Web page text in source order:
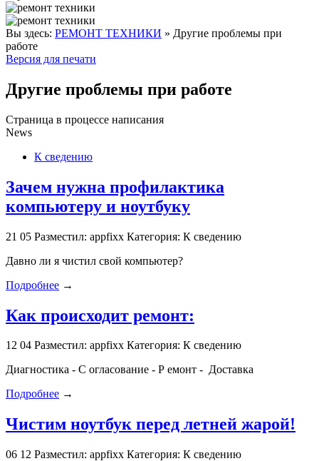
Вы здесь: РЕМОНТ ТЕХНИКИ » Другие проблемы при
работе
Версия для печати
Другие проблемы при работе
Страница в процессе написания
News
К сведению
Зачем нужна профилактика
компьютеру и ноутбуку
21 05 Разместил: appfixx Категория: К сведению
Давно ли я чистил свой компьютер?
Подробнее →
Как происходит ремонт:
12 04 Разместил: appfixx Категория: К сведению
Диагностика - С огласование - Р емонт - Доставка
Подробнее →
Чистим ноутбук перед летней жарой!
06 12 Разместил: appfixx Категория: К сведению